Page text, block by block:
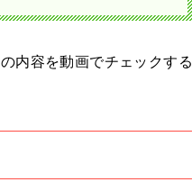
内容を動画でチェックする